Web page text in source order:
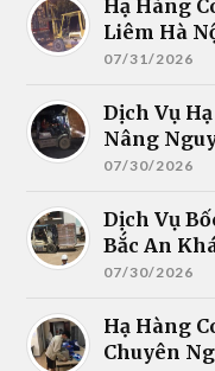
Hạ Hàng
Liêm Hà
07/31/2026
Dịch Vụ
Nâng
07/30/2026
Dịch Vụ
Bắc An
07/30/2026
Hạ Hàng
Chuyên